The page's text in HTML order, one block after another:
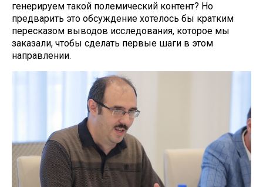
генерируем такой полемический контент? Но
предварить это обсуждение хотелось бы кратким
пересказом выводов исследования, которое мы
заказали, чтобы сделать первые шаги в этом
направлении.